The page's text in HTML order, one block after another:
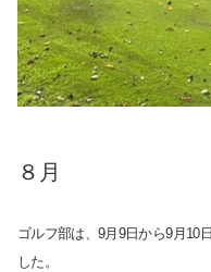
８月
ゴルフ部は、9月9日から9月10
した。